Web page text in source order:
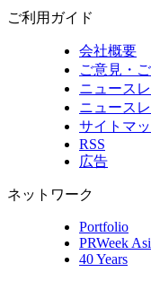
ご利用ガイド
会社概要
ご意見・
ニュース
ニュース
サイトマ
RSS
広告
ネットワーク
Portfolio
PRWeek
40 Years